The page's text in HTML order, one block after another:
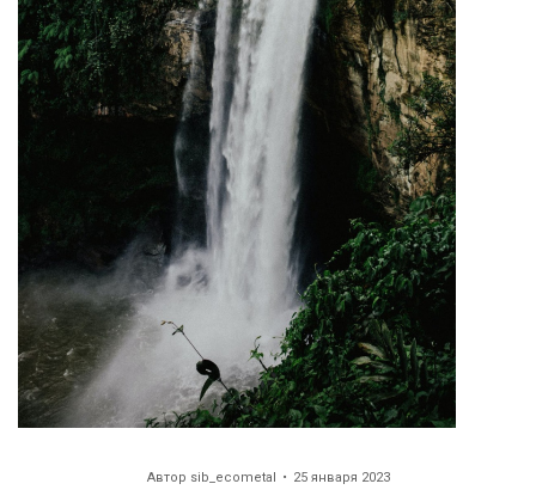
Автор sib_ecometal 25 января 2023